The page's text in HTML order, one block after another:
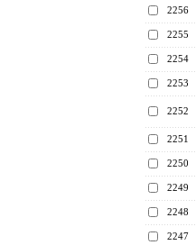
2256
2255
2254
2253
2252
2251
2250
2249
2248
2247